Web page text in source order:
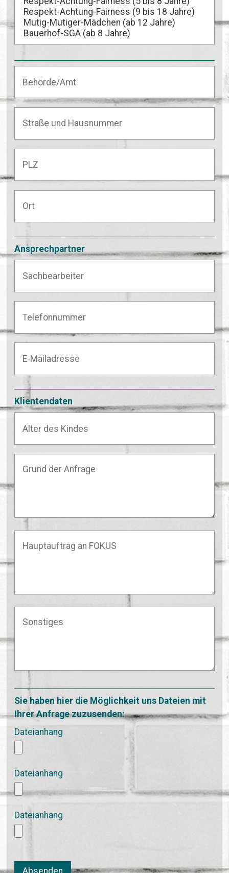
Ansprechpartner
Klientendaten
Sie haben hier die Möglichkeit uns Dateien mit
Ihrer Anfrage zuzusenden:
Dateianhang
Dateianhang
Dateianhang